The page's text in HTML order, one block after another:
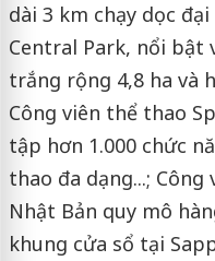
dài 3 km chạy dọc
Central Park, nổi bật
trắng rộng 4,8 ha và
Công viên thể thao
tập hơn 1.000 chức
thao đa dạng...;
Nhật Bản quy mô
khung cửa sổ tại